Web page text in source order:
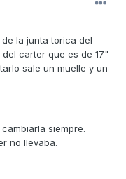
la junta torica del
carter que es de 17"
sale un muelle y un
siempre.
no llevaba.